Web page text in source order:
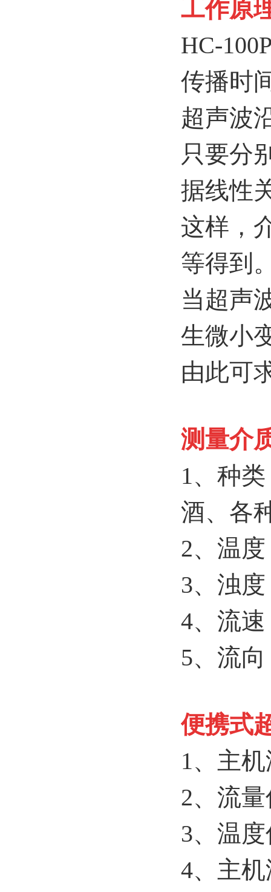
工作原
HC-
传播时
超声波
只要分
据线性
这样，
等得到
当超声
生微小
由此可
测量介
1、种
酒、各
2、温
3、浊
4、流速
5、流
便携式
1、主
2、流
3、温
4、主